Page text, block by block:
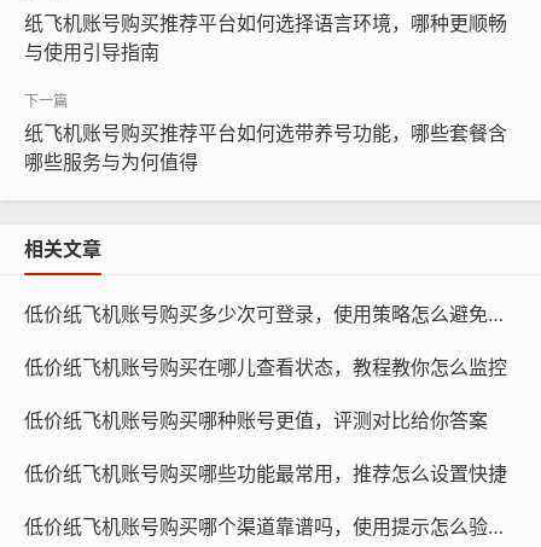
纸飞机账号购买, 在线购买tg账号, 电报聊天账号购买,wdd
16888.com
基础账号：如果您只是想在纸飞机上分享生活点滴、互动
几十元到几百元之间。
纸飞机账号购买推荐平台如何选择语言环境，哪种更顺畅
与使用引导指南
纸飞机账号购买推荐平台如何选带养号功能，哪些套餐含
哪些服务与为何值得
相关文章
低价纸飞机账号购买多少次可登录，使用策略怎么避免封号
低价纸飞机账号购买在哪儿查看状态，教程教你怎么监控
低价纸飞机账号购买哪种账号更值，评测对比给你答案
低价纸飞机账号购买哪些功能最常用，推荐怎么设置快捷
低价纸飞机账号购买哪个渠道靠谱吗，使用提示怎么验证真伪